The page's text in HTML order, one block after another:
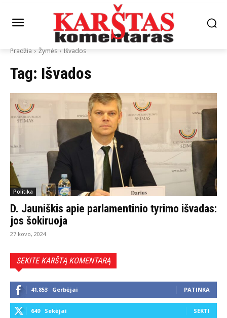
Pradžia Žymės Išvados
Tag: Išvados
Politika
D. Jauniškis apie parlamentinio tyrimo išvadas:
jos šokiruoja
27 kovo, 2024
SEKITE KARŠTĄ KOMENTARĄ
41,853 Gerbėjai PATINKA
649 Sekėjai SEKTI